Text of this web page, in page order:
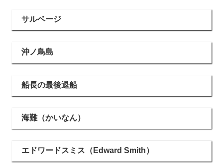
サルベージ
沖ノ鳥島
船長の最後退船
海難（かいなん）
エドワードスミス（Edward Smith）